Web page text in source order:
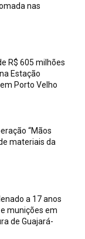
nas
R$ 605 milhões
Estação
Porto Velho
“Mãos
materiais da
a 17 anos
munições em
de Guajará-